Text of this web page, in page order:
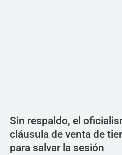
Sin respaldo, el
cláusula de venta de
para salvar la sesión